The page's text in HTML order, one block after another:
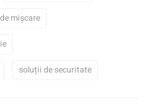
mișcare
soluții de securitate